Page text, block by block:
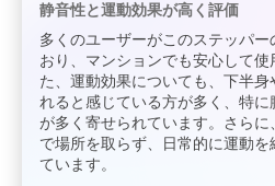
静音性と運動効果が高く評価
多くのユーザーがこのステッパ
おり、マンションでも安心して使
た、運動効果についても、下半
れると感じている方が多く、特
が多く寄せられています。さら
で場所を取らず、日常的に運動
ています。